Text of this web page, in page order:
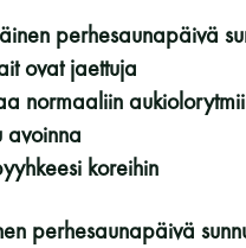
perhesaunapäivä
ovat jaettuja
normaaliin
avoinna
koreihin
perhesaunapäivä